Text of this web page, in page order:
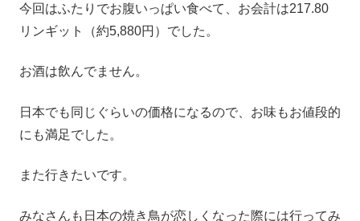
今回はふたりでお腹いっぱい食べて、お会計は217.80
リンギット（約5,880円）でした。
お酒は飲んでません。
日本でも同じぐらいの価格になるので、お味もお値段的
にも満足でした。
また行きたいです。
みなさんも日本の焼き鳥が恋しくなった際には行ってみ